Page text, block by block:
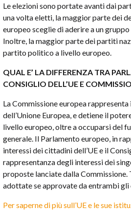
Le elezioni sono portate avanti dai
una volta eletti, la maggior parte dei
europeo sceglie di aderire a un
Inoltre, la maggior parte dei partiti
partito politico a livello europeo.
QUAL E’ LA DIFFERENZA TRA
CONSIGLIO DELL’UE E
La Commissione europea
dell’Unione Europea, e detiene il
livello europeo, oltre a occuparsi del
generale. Il Parlamento europeo, in
interessi dei cittadini dell’UE e il
rappresentanza degli interessi dei
proposte lanciate dalla Commissione.
adottate se approvate da entrambi gli
Per saperne di più sull’UE e le sue